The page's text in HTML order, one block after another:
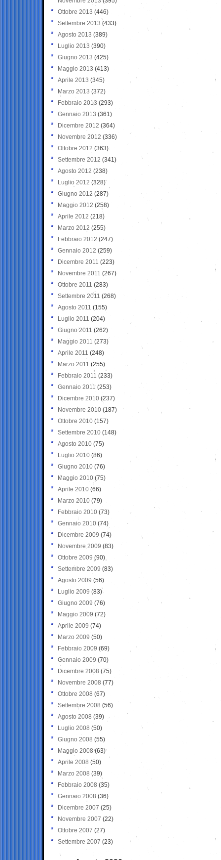
Ottobre 2013 (446)
Settembre 2013 (433)
Agosto 2013 (389)
Luglio 2013 (390)
Giugno 2013 (425)
Maggio 2013 (413)
Aprile 2013 (345)
Marzo 2013 (372)
Febbraio 2013 (293)
Gennaio 2013 (361)
Dicembre 2012 (364)
Novembre 2012 (336)
Ottobre 2012 (363)
Settembre 2012 (341)
Agosto 2012 (238)
Luglio 2012 (328)
Giugno 2012 (287)
Maggio 2012 (258)
Aprile 2012 (218)
Marzo 2012 (255)
Febbraio 2012 (247)
Gennaio 2012 (259)
Dicembre 2011 (223)
Novembre 2011 (267)
Ottobre 2011 (283)
Settembre 2011 (268)
Agosto 2011 (155)
Luglio 2011 (204)
Giugno 2011 (262)
Maggio 2011 (273)
Aprile 2011 (248)
Marzo 2011 (255)
Febbraio 2011 (233)
Gennaio 2011 (253)
Dicembre 2010 (237)
Novembre 2010 (187)
Ottobre 2010 (157)
Settembre 2010 (148)
Agosto 2010 (75)
Luglio 2010 (86)
Giugno 2010 (76)
Maggio 2010 (75)
Aprile 2010 (66)
Marzo 2010 (79)
Febbraio 2010 (73)
Gennaio 2010 (74)
Dicembre 2009 (74)
Novembre 2009 (83)
Ottobre 2009 (90)
Settembre 2009 (83)
Agosto 2009 (56)
Luglio 2009 (83)
Giugno 2009 (76)
Maggio 2009 (72)
Aprile 2009 (74)
Marzo 2009 (50)
Febbraio 2009 (69)
Gennaio 2009 (70)
Dicembre 2008 (75)
Novembre 2008 (77)
Ottobre 2008 (67)
Settembre 2008 (56)
Agosto 2008 (39)
Luglio 2008 (50)
Giugno 2008 (55)
Maggio 2008(63)
Aprile 2008 (50)
Marzo 2008 (39)
Febbraio 2008 (35)
Gennaio 2008 (36)
Dicembre 2007 (25)
Novembre 2007 (22)
Ottobre 2007 (27)
Settembre 2007 (23)